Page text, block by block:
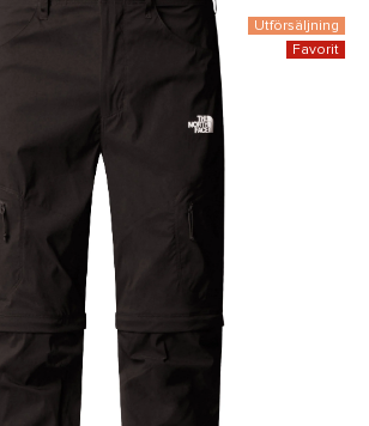
Utförsäljning
Favorit